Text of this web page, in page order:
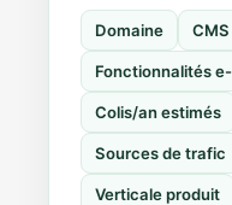
Domaine
Fonctionnalités
Colis/an estimés
Sources de trafic
Verticale produit